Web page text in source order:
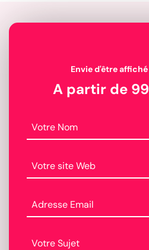
Envie d'être
A partir de